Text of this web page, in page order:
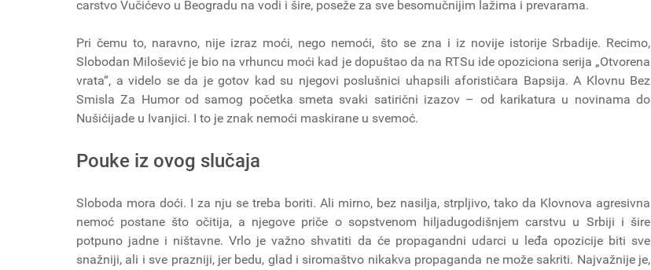
carstvo Vučićevo u Beogradu na vodi i šire, poseže za sve besomučnijim lažima i prevarama.
Pri čemu to, naravno, nije izraz moći, nego nemoći, što se zna i iz novije istorije Srbadije. Recimo,
Slobodan Milošević je bio na vrhuncu moći kad je dopuštao da na RTSu ide opoziciona serija „Otvorena
vrata“, a videlo se da je gotov kad su njegovi poslušnici uhapsili aforističara Bapsija. A Klovnu Bez
Smisla Za Humor od samog početka smeta svaki satirični izazov – od karikatura u novinama do
Nušićijade u Ivanjici. I to je znak nemoći maskirane u svemoć.
Pouke iz ovog slučaja
Sloboda mora doći. I za nju se treba boriti. Ali mirno, bez nasilja, strpljivo, tako da Klovnova agresivna
nemoć postane što očitija, a njegove priče o sopstvenom hiljadugodišnjem carstvu u Srbiji i šire
potpuno jadne i ništavne. Vrlo je važno shvatiti da će propagandni udarci u leđa opozicije biti sve
snažniji, ali i sve prazniji, jer bedu, glad i siromaštvo nikakva propaganda ne može sakriti. Najvažnije je,